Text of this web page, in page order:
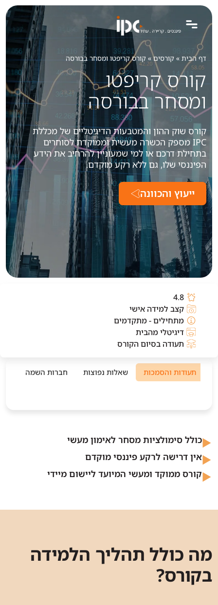
דף הבית » קורסים» קורס קריפטו ומסחר בבורסה
קורס קריפטו
ומסחר בבורסה
קורס שוק ההון והמטבעות הדיגיטליים של מכללת
IPC מספק הכשרה מעשית וממוקדת לסוחרים
בתחילת דרכם או למי שמעוניין להרחיב את הידע
הפיננסי שלו, גם ללא רקע מוקדם.
ייעוץ והכוונה
4.8
קצב למידה אישי
מתחילים ‑ מתקדמים
דיגיטלי מהבית
תעודה בסיום הקורס
תעודות והסמכות שאלות נפוצות חברות השמה
כולל סימולציות מסחר לאימון מעשי
אין דרישה לרקע פיננסי מוקדם
קורס ממוקד ומעשי המיועד ליישום מיידי
מה כולל תהליך הלמידה
בקורס?